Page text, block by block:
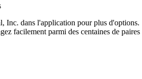
Inc. dans l'application pour plus d'options.
facilement parmi des centaines de paires